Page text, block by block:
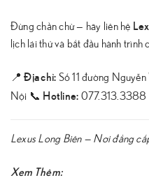
Đừng chần chừ — hãy liên hệ
lịch lái thử và bắt đầu hành trình
📍Địa chỉ: Số 11 đường
Nội 📞 Hotline: 077.313.3388
Lexus Long Biên — Nơi đẳng
Xem Thêm: